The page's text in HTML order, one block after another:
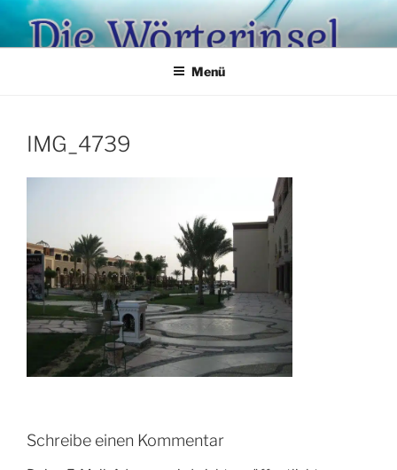
Zum
Inhalt
springen
Menü
IMG_4739
Schreibe einen Kommentar